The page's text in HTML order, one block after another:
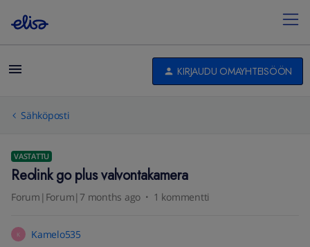
KIRJAUDU OMAYHTEISÖÖN
Sähköposti
VASTATTU
Reolink go plus valvontakamera
Forum|Forum|7 months ago 1 kommentti
K Kamelo535